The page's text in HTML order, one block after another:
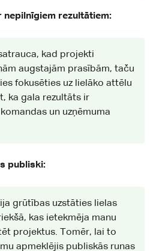
nepilnīgiem rezultātiem:
kad projekti
augstajām prasībām, taču
fokusēties uz lielāko attēlu
ka gala rezultāts ir
un uzņēmuma
publiski:
grūtības uzstāties lielas
kas ietekmēja manu
projektus. Tomēr, lai to
apmeklējis publiskās runas